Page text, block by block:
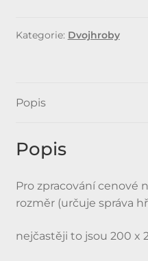
Kategorie: Dvojhroby
Popis
Popis
Pro zpracování cenové
rozměr (určuje správa
nejčastěji to jsou 200 x